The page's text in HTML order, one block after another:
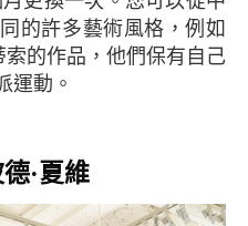
的許多藝術風格，例如
索的作品，他們保有自己
運動。
德·夏維